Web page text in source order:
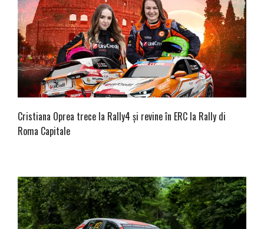
Cristiana Oprea trece la Rally4 și revine în ERC la Rally di
Roma Capitale